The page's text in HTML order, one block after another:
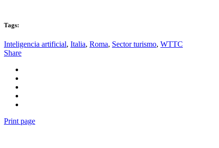
Tags:
Inteligencia artificial, Italia, Roma, Sector turismo, WTTC
Share
Print page